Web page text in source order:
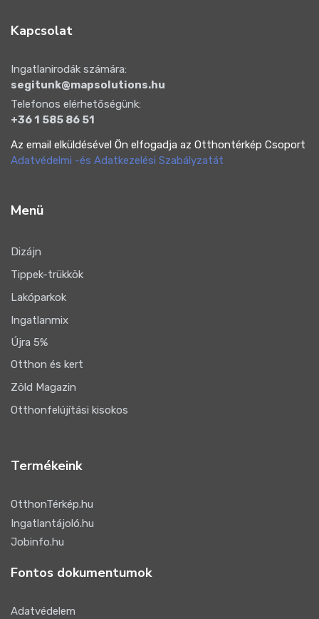
Kapcsolat
Ingatlanirodák számára:
segitunk@mapsolutions.hu
Telefonos elérhetőségünk:
+36 1 585 86 51
Az email elküldésével Ön elfogadja az Otthontérkép Csoport
Adatvédelmi -és Adatkezelési Szabályzatát
Menü
Dizájn
Tippek-trükkök
Lakóparkok
Ingatlanmix
Újra 5%
Otthon és kert
Zöld Magazin
Otthonfelújítási kisokos
Termékeink
OtthonTérkép.hu
Ingatlantájoló.hu
Jobinfo.hu
Fontos dokumentumok
Adatvédelem